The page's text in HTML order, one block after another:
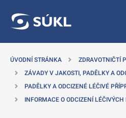
ÚVODNÍ STRÁNKA ZDRAVOTNIČTÍ
ZÁVADY V JAKOSTI, PADĚLKY A
PADĚLKY A ODCIZENÉ LÉČIVÉ
INFORMACE O ODCIZENÍ